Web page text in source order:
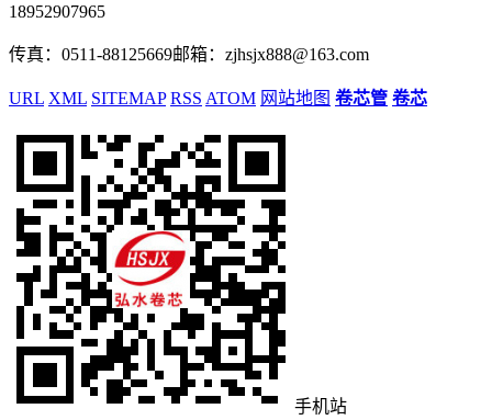
18952907965
传真：0511-88125669邮箱：zjhsjx888@163.com
URL XML SITEMAP RSS ATOM 网站地图 卷芯管 卷芯
手机站